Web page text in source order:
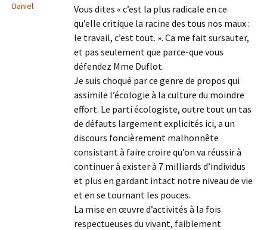
Daniel
Vous dites « c’est la plus radicale en ce
qu’elle critique la racine des tous nos maux :
le travail, c’est tout. ». Ca me fait sursauter,
et pas seulement que parce-que vous
défendez Mme Duflot.
Je suis choqué par ce genre de propos qui
assimile l’écologie à la culture du moindre
effort. Le parti écologiste, outre tout un tas
de défauts largement explicités ici, a un
discours foncièrement malhonnête
consistant à faire croire qu’on va réussir à
continuer à exister à 7 milliards d’individus
et plus en gardant intact notre niveau de vie
et en se tournant les pouces.
La mise en œuvre d’activités à la fois
respectueuses du vivant, faiblement